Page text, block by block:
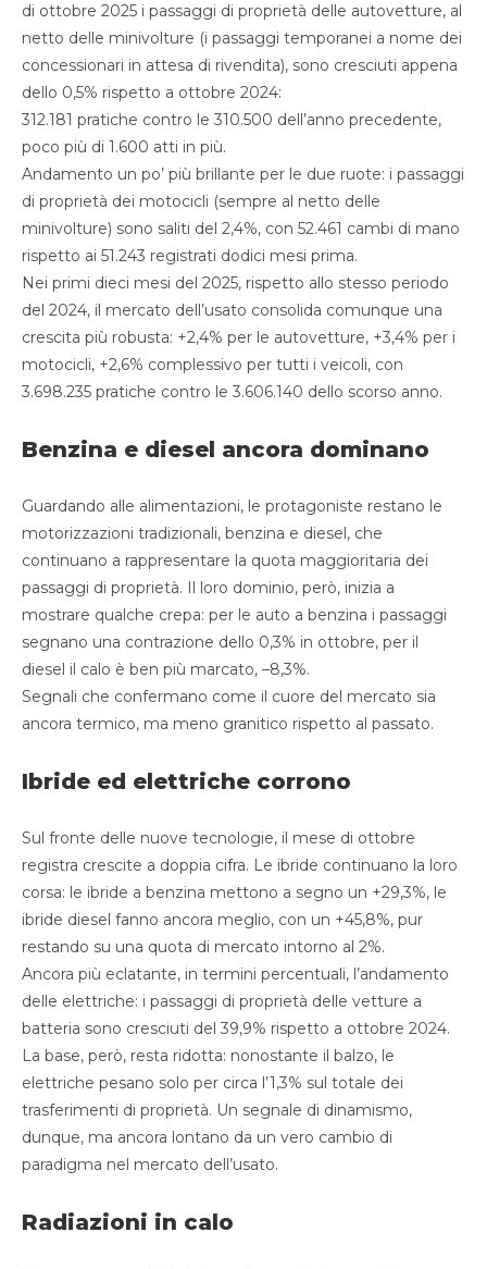
di ottobre 2025 i passaggi di proprietà delle autovetture, al
netto delle minivolture (i passaggi temporanei a nome dei
concessionari in attesa di rivendita), sono cresciuti appena
dello 0,5% rispetto a ottobre 2024:
312.181 pratiche contro le 310.500 dell’anno precedente,
poco più di 1.600 atti in più.
Andamento un po’ più brillante per le due ruote: i passaggi
di proprietà dei motocicli (sempre al netto delle
minivolture) sono saliti del 2,4%, con 52.461 cambi di mano
rispetto ai 51.243 registrati dodici mesi prima.
Nei primi dieci mesi del 2025, rispetto allo stesso periodo
del 2024, il mercato dell’usato consolida comunque una
crescita più robusta: +2,4% per le autovetture, +3,4% per i
motocicli, +2,6% complessivo per tutti i veicoli, con
3.698.235 pratiche contro le 3.606.140 dello scorso anno.
Benzina e diesel ancora dominano
Guardando alle alimentazioni, le protagoniste restano le
motorizzazioni tradizionali, benzina e diesel, che
continuano a rappresentare la quota maggioritaria dei
passaggi di proprietà. Il loro dominio, però, inizia a
mostrare qualche crepa: per le auto a benzina i passaggi
segnano una contrazione dello 0,3% in ottobre, per il
diesel il calo è ben più marcato, –8,3%.
Segnali che confermano come il cuore del mercato sia
ancora termico, ma meno granitico rispetto al passato.
Ibride ed elettriche corrono
Sul fronte delle nuove tecnologie, il mese di ottobre
registra crescite a doppia cifra. Le ibride continuano la loro
corsa: le ibride a benzina mettono a segno un +29,3%, le
ibride diesel fanno ancora meglio, con un +45,8%, pur
restando su una quota di mercato intorno al 2%.
Ancora più eclatante, in termini percentuali, l’andamento
delle elettriche: i passaggi di proprietà delle vetture a
batteria sono cresciuti del 39,9% rispetto a ottobre 2024.
La base, però, resta ridotta: nonostante il balzo, le
elettriche pesano solo per circa l’1,3% sul totale dei
trasferimenti di proprietà. Un segnale di dinamismo,
dunque, ma ancora lontano da un vero cambio di
paradigma nel mercato dell’usato.
Radiazioni in calo